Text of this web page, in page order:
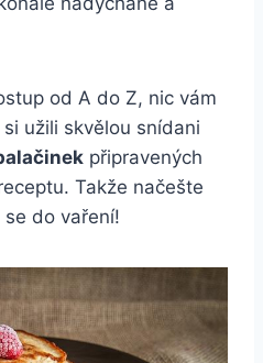
od A do Z, nic vám
užili skvělou snídani
připravených
Takže načešte
do vaření!